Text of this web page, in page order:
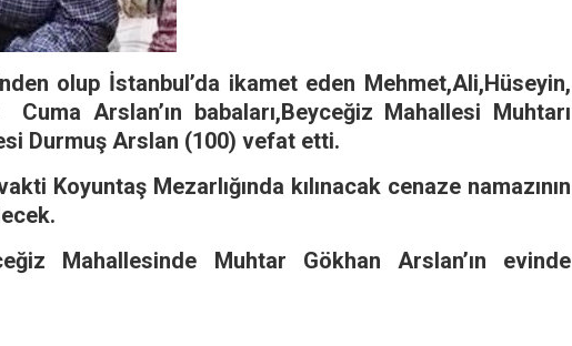
olup İstanbul’da ikamet eden Mehmet,Ali,Hüseyin,
Arslan’ın babaları,Beyceğiz Mahallesi Muhtarı
Durmuş Arslan (100) vefat etti.
Koyuntaş Mezarlığında kılınacak cenaze namazının
Mahallesinde Muhtar Gökhan Arslan’ın evinde